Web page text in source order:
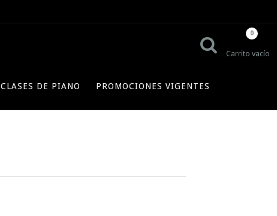
Carrito vacío
0
CLASES DE PIANO PROMOCIONES VIGENTES